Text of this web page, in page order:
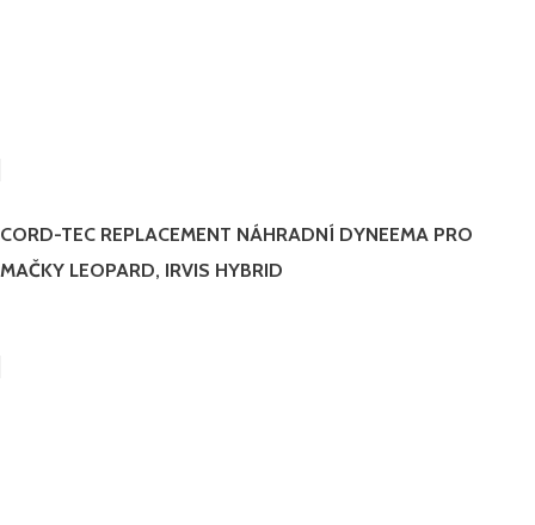
CORD-TEC REPLACEMENT NÁHRADNÍ DYNEEMA PRO
MAČKY LEOPARD, IRVIS HYBRID